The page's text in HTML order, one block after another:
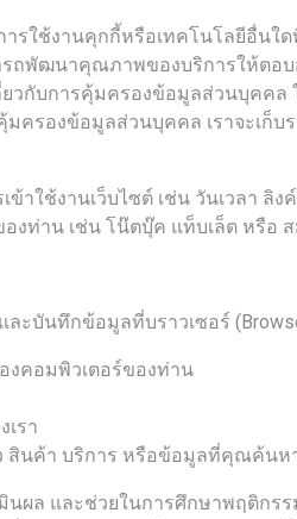
การใช้งานคุกกี้หรือเทคโนโลยีอื่
ถพัฒนาคุณภาพของบริการให้ตอ
กี่ยวกับการคุ้มครองข้อมูลส่วนบุค
รองข้อมูลส่วนบุคคล เราจะเก็
ข้าใช้งานเว็บไซต์ เช่น วันเวลา
ท่าน เช่น โน๊ตบุ๊ค แท็บเล็ต หรือ
ละบันทึกข้อมูลที่บราวเซอร์
งคอมพิวเตอร์ของท่าน
รา
นค้า บริการ หรือข้อมูลที่คุณค้นห
มินผล และช่วยในการศึกษาพฤติก